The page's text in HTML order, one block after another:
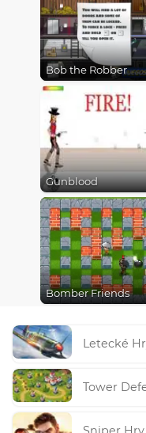
Bob the Robber
Gunblood
Bomber Friends
Letecké
Tower